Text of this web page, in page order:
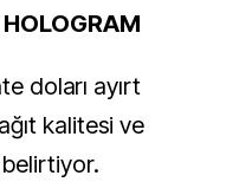
HOLOGRAM
doları ayırt
kalitesi ve